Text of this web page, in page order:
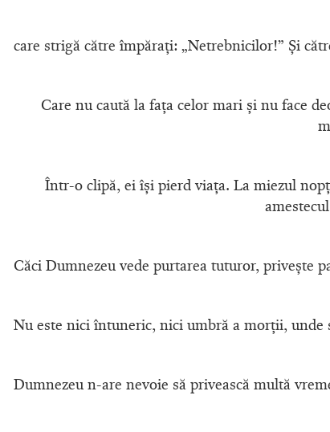
care strigă către împăraţi: „Netrebnicilor!” Şi
Care nu caută la faţa celor mari şi nu face
Într-o clipă, ei îşi pierd viaţa. La miezul
Căci Dumnezeu vede purtarea tuturor, priveşte
Nu este nici întuneric, nici umbră a morţii, unde
Dumnezeu n-are nevoie să privească multă